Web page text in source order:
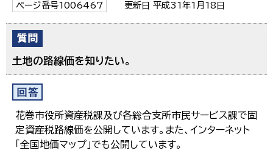
ページ番号1006467 更新日 平成31年1月18日
土地の路線価を知りたい。
花巻市役所資産税課及び各総合支所市民サービス課で固
定資産税路線価を公開しています。また、インターネット
「全国地価マップ」でも公開しています。